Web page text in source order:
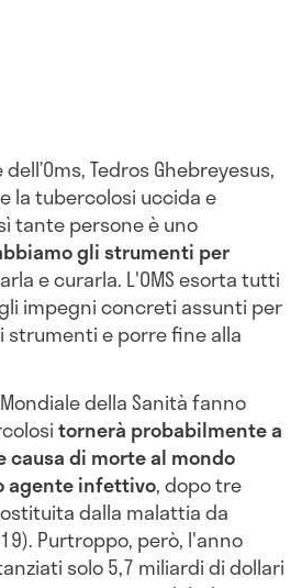
Tedros Ghebreyesus,
la tubercolosi uccida e
tante persone è uno
gli strumenti per
e curarla. L'OMS esorta tutti
impegni concreti assunti per
strumenti e porre fine alla
Mondiale della Sanità fanno
tornerà probabilmente a
causa di morte al mondo
agente infettivo, dopo tre
dalla malattia da
Purtroppo, però, l'anno
solo 5,7 miliardi di dollari